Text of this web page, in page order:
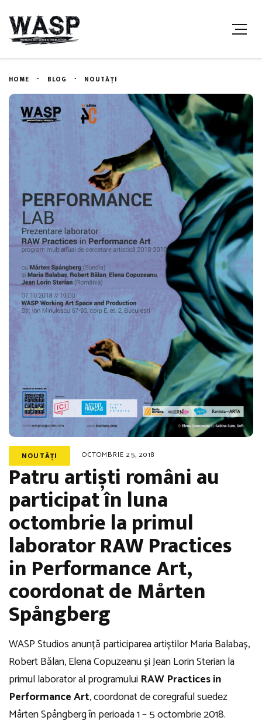
HOME BLOG NOUTĂȚI
NOUTĂȚI OCTOMBRIE 25, 2018
Patru artiști români au
participat în luna
octombrie la primul
laborator RAW Practices
in Performance Art,
coordonat de Mårten
Spångberg
WASP Studios anunță participarea artiștilor Maria Balabaș,
Robert Bălan, Elena Copuzeanu și Jean Lorin Sterian la
primul laborator al programului RAW Practices in
Performance Art, coordonat de coregraful suedez
Mårten Spångberg în perioada 1 – 5 octombrie 2018.